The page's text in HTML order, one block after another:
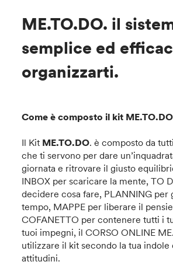
ME.TO.DO. il
semplice ed
organizzarti.
Come è composto il kit
Il Kit ME.TO.DO. è composto da
che ti servono per dare
giornata e ritrovare il giusto
INBOX per scaricare la mente, TO
decidere cosa fare, PLANNING per
tempo, MAPPE per liberare il
COFANETTO per contenere tutti i
tuoi impegni, il CORSO ONLINE
utilizzare il kit secondo la tua indole
attitudini.